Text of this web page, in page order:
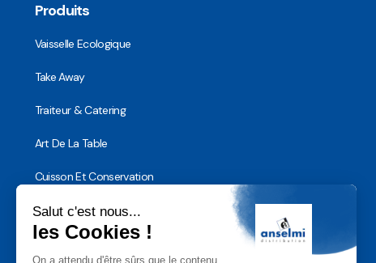
Produits
Vaisselle Ecologique
Take Away
Traiteur & Catering
Art De La Table
Cuisson Et Conservation
Hygiène, Sécurité et Traçabilité
Vaisselle Réutilisable